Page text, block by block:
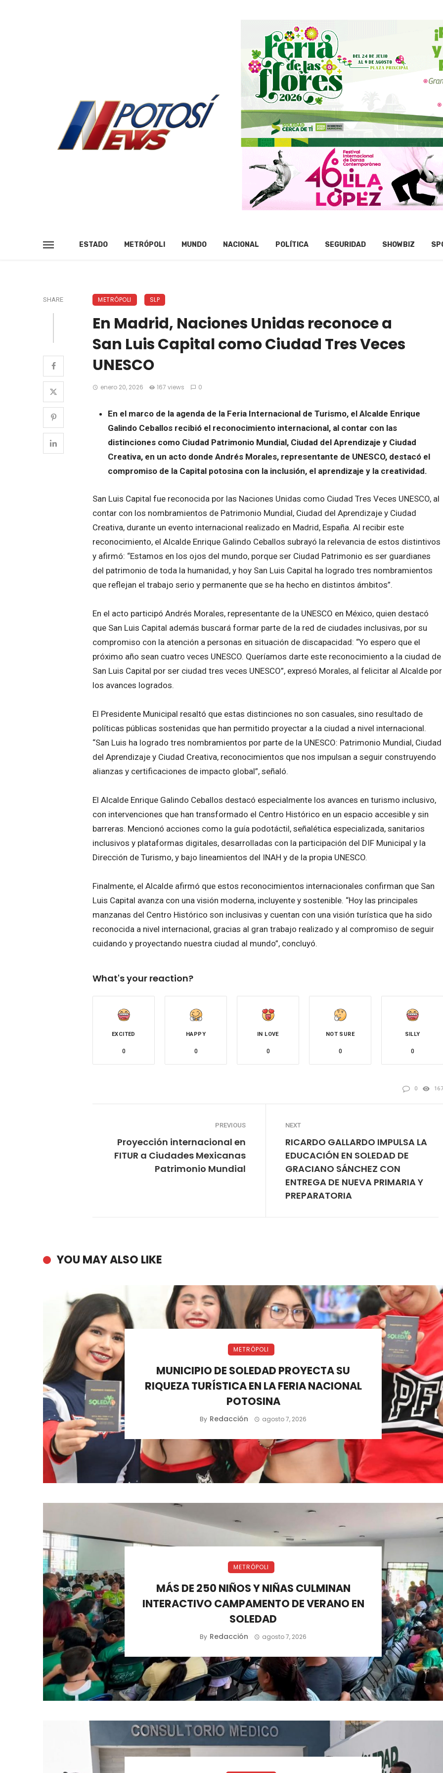
ESTADO METRÓPOLI MUNDO NACIONAL POLÍTICA SEGURIDAD SHOWBIZ
SHARE METRÓPOLI SLP
En Madrid, Naciones Unidas reconoce a
San Luis Capital como Ciudad Tres Veces
UNESCO
enero 20, 2026 167 views 0
En el marco de la agenda de la Feria Internacional de Turismo, el Alcalde Enrique
Galindo Ceballos recibió el reconocimiento internacional, al contar con las
distinciones como Ciudad Patrimonio Mundial, Ciudad del Aprendizaje y Ciudad
Creativa, en un acto donde Andrés Morales, representante de UNESCO, destacó el
compromiso de la Capital potosina con la inclusión, el aprendizaje y la creatividad.
San Luis Capital fue reconocida por las Naciones Unidas como Ciudad Tres Veces UNESCO, al
contar con los nombramientos de Patrimonio Mundial, Ciudad del Aprendizaje y Ciudad
Creativa, durante un evento internacional realizado en Madrid, España. Al recibir este
reconocimiento, el Alcalde Enrique Galindo Ceballos subrayó la relevancia de estos distintivos
y afirmó: “Estamos en los ojos del mundo, porque ser Ciudad Patrimonio es ser guardianes
del patrimonio de toda la humanidad, y hoy San Luis Capital ha logrado tres nombramientos
que reflejan el trabajo serio y permanente que se ha hecho en distintos ámbitos”.
En el acto participó Andrés Morales, representante de la UNESCO en México, quien destacó
que San Luis Capital además buscará formar parte de la red de ciudades inclusivas, por su
compromiso con la atención a personas en situación de discapacidad: “Yo espero que el
próximo año sean cuatro veces UNESCO. Queríamos darte este reconocimiento a la ciudad de
San Luis Capital por ser ciudad tres veces UNESCO”, expresó Morales, al felicitar al Alcalde por
los avances logrados.
El Presidente Municipal resaltó que estas distinciones no son casuales, sino resultado de
políticas públicas sostenidas que han permitido proyectar a la ciudad a nivel internacional.
“San Luis ha logrado tres nombramientos por parte de la UNESCO: Patrimonio Mundial, Ciudad
del Aprendizaje y Ciudad Creativa, reconocimientos que nos impulsan a seguir construyendo
alianzas y certificaciones de impacto global”, señaló.
El Alcalde Enrique Galindo Ceballos destacó especialmente los avances en turismo inclusivo,
con intervenciones que han transformado el Centro Histórico en un espacio accesible y sin
barreras. Mencionó acciones como la guía podotáctil, señalética especializada, sanitarios
inclusivos y plataformas digitales, desarrolladas con la participación del DIF Municipal y la
Dirección de Turismo, y bajo lineamientos del INAH y de la propia UNESCO.
Finalmente, el Alcalde afirmó que estos reconocimientos internacionales confirman que San
Luis Capital avanza con una visión moderna, incluyente y sostenible. “Hoy las principales
manzanas del Centro Histórico son inclusivas y cuentan con una visión turística que ha sido
reconocida a nivel internacional, gracias al gran trabajo realizado y al compromiso de seguir
cuidando y proyectando nuestra ciudad al mundo”, concluyó.
What's your reaction?
EXCITED
0
HAPPY
0
IN LOVE
0
NOT SURE
0
SILLY
0
0 167
PREVIOUS
Proyección internacional en
FITUR a Ciudades Mexicanas
Patrimonio Mundial
NEXT
RICARDO GALLARDO IMPULSA LA
EDUCACIÓN EN SOLEDAD DE
GRACIANO SÁNCHEZ CON
ENTREGA DE NUEVA PRIMARIA Y
PREPARATORIA
YOU MAY ALSO LIKE
METRÓPOLI
MUNICIPIO DE SOLEDAD PROYECTA SU
RIQUEZA TURÍSTICA EN LA FERIA NACIONAL
POTOSINA
By Redacción agosto 7, 2026
METRÓPOLI
MÁS DE 250 NIÑOS Y NIÑAS CULMINAN
INTERACTIVO CAMPAMENTO DE VERANO EN
SOLEDAD
By Redacción agosto 7, 2026